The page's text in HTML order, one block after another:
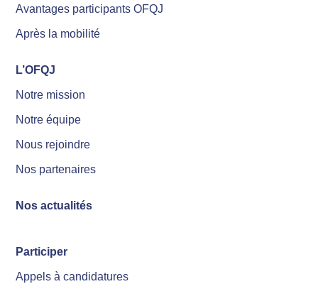
Avantages participants OFQJ
Après la mobilité
L’OFQJ
Notre mission
Notre équipe
Nous rejoindre
Nos partenaires
Nos actualités
Participer
Appels à candidatures